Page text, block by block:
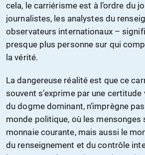
cela, le carriérisme est à l’ordre du
journalistes, les analystes du
observateurs internationaux –
presque plus personne sur qui
la vérité.
La dangereuse réalité est que ce
souvent s’exprime par une
du dogme dominant, n’imprègne
monde politique, où les mensonges
monnaie courante, mais aussi le
du renseignement et du contrôle